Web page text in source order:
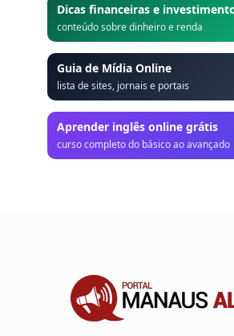
Dicas financeiras e
conteúdo sobre dinheiro e renda
Guia de Mídia Online
lista de sites, jornais e portais
Aprender inglês online grátis
curso completo do básico ao avançado